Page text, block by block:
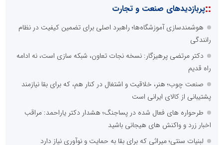
::پربازدیدهای صنعت و تجارت
هوشمندسازی آموزشگاه‌ها؛ راهبرد اصلی برای تضمین کیفیت در نظام
رانندگی
دکتر مرتضی پرهیزگار: نسخه نجات تعاون، شبکه سازی است، نه ادامه
راه قدیم
صنعت چوب؛ هنر، خلاقیت و اشتغال در کنار هم، که برای بقا نیازمند
پشتیبانی از کالای ایرانی است
طرحواره های فعال شده در پساجنگ؛ هشدار دکتر یاراحمد: مراقب
اخبار زرد و واکنش های هیجانی باشید
لبنیات سنتی؛ میراثی که برای بقا به حمایت و نوآوری نیاز دارد